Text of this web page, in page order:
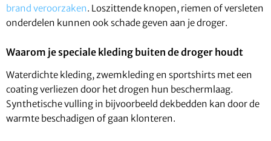
brand veroorzaken. Loszittende knopen, riemen of versleten
onderdelen kunnen ook schade geven aan je droger.
Waarom je speciale kleding buiten de droger houdt
Waterdichte kleding, zwemkleding en sportshirts met een
coating verliezen door het drogen hun beschermlaag.
Synthetische vulling in bijvoorbeeld dekbedden kan door de
warmte beschadigen of gaan klonteren.